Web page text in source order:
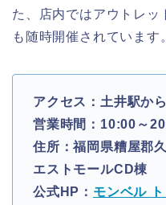
た、店内ではアウトレッ
も随時開催されています
アクセス：土井駅か
営業時間：10:00～
住所：福岡県糟屋郡
エストモールCD棟
公式HP： モンベル